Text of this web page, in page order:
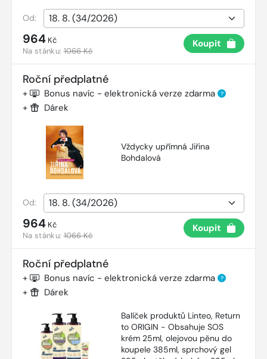
Od:
964 Kč
Na stánku:1066 Kč
Koupit
Roční předplatné
+ Bonus navíc - elektronická verze zdarma ?
+ Dárek
Vždycky upřímná Jiřina
Bohdalová
Od:
964 Kč
Na stánku:1066 Kč
Koupit
Roční předplatné
+ Bonus navíc - elektronická verze zdarma ?
+ Dárek
Balíček produktů Linteo, Return
to ORIGIN - Obsahuje SOS
krém 25ml, olejovou pěnu do
koupele 385ml, sprchový gel